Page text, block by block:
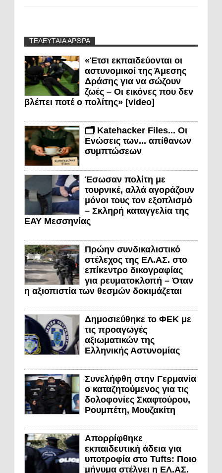
ΤΕΛΕΥΤΑΙΑ ΑΡΘΡΑ
«Έτσι εκπαιδεύονται οι
αστυνομικοί της Άμεσης
Δράσης για να σώζουν
ζωές – Οι εικόνες που δεν
βλέπει ποτέ ο πολίτης» [video]
🗂️ Katehacker Files... Οι
Ενώσεις των... απίθανων
συμπτώσεων
Έσωσαν πολίτη με
τουρνικέ, αλλά αγοράζουν
μόνοι τους τον εξοπλισμό
– Σκληρή καταγγελία της
ΕΑΥ Μεσσηνίας
Πρώην συνδικαλιστικό
στέλεχος της ΕΛ.ΑΣ. στο
επίκεντρο δικογραφίας
για ρευματοκλοπή – Όταν
η αξιοπιστία των θεσμών δοκιμάζεται
Δημοσιεύθηκε το ΦΕΚ με
τις προαγωγές
αξιωματικών της
Ελληνικής Αστυνομίας
Συνελήφθη στην Γερμανία
ο καταζητούμενος για τις
δολοφονίες Σκαφτούρου,
Ρουμπέτη, Μουζακίτη
Απορρίφθηκε
εκπαιδευτική άδεια για
υποτροφία στο Tufts: Ποιο
μήνυμα στέλνει η ΕΛ.ΑΣ.